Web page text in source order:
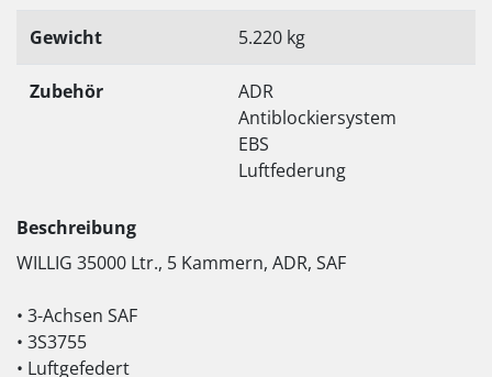
Gewicht 5.220 kg
Zubehör
ADR
Antiblockiersystem
EBS
Luftfederung
Beschreibung
WILLIG 35000 Ltr., 5 Kammern, ADR, SAF
• 3-Achsen SAF
• 3S3755
• Luftgefedert